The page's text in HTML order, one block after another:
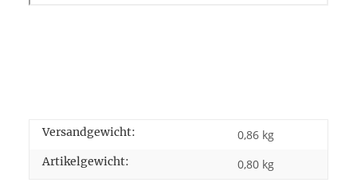
Versandgewicht: 0,86 kg
Artikelgewicht: 0,80 kg